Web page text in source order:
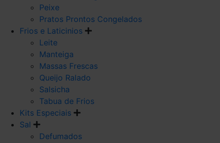
Peixe
Pratos Prontos Congelados
Frios e Laticinios
Leite
Manteiga
Massas Frescas
Queijo Ralado
Salsicha
Tabua de Frios
Kits Especiais
Sal
Defumados